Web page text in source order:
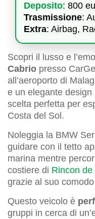
Deposito: 800
Trasmissione:
Extra: Airbag,
Scopri il lusso e
Cabrio presso
all’aeroporto di
e un elegante
scelta perfetta per
Costa del Sol.
Noleggia la BMW
guidare con il tetto
marina mentre
costiere di Rincon
grazie al suo
Questo veicolo è
gruppi in cerca di